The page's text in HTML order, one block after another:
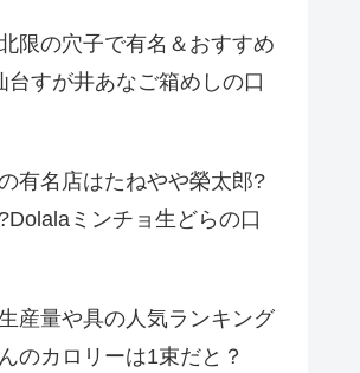
限の穴子で有名＆おすすめ
台すが井あなご箱めしの口
有名店はたねやや榮太郎?
ミンチョ生どらの口
産量や具の人気ランキング
のカロリーは1束だと？